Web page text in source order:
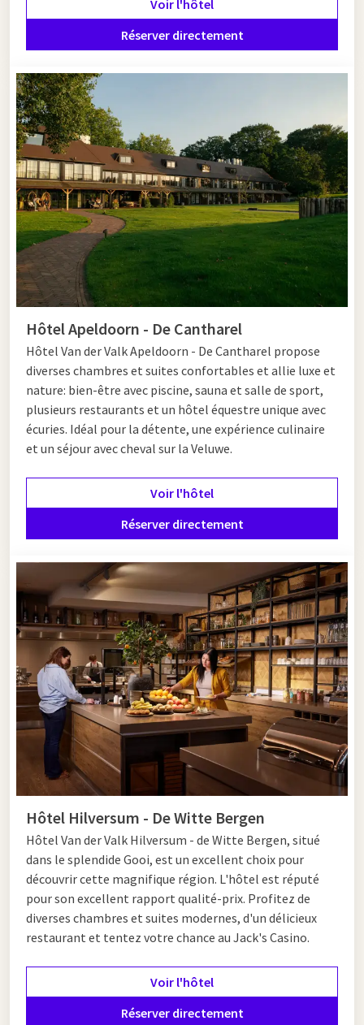
Réunions sur l'A1
également d'excellentes installations de réunion. La position
stratégique le long de l'A1 fait de ces hôtels un lieu idéal pour
des réunions d'affaires. Les
sont modernes,
équipées de tout le matériel nécessaire et offrent un cadre
idéal pour des sessions productives.
Il existe divers forfaits de réunion disponibles, allant de
courtes rencontres à des conférences étendues. Les salles de
réunion peuvent être adaptées à vos besoins spécifiques, que
ce soit pour un petit groupe ou une plus grande réunion. De
plus, vous pouvez opter pour de délicieuses options de
restauration pour que votre réunion se déroule de manière
aussi agréable et efficace que possible.
Séjourner chez Van der Valk le long de
l'A1
Voulez-vous rendre votre halte encore plus confortable ?
Passez la nuit dans l'un de nos hôtels Van der Valk le long de
l'A1. Commencez votre journée reposé avec un petit-déjeuner
copieux dans un restaurant routier de l'A1 avant de poursuivre
votre voyage. Découvrez ci-dessous les hôtels situés le long de
Voir l'hôtel
Réserver directement
Hôtel Apeldoorn - De Cantharel
Hôtel Van der Valk Apeldoorn - De Cantharel propose
diverses chambres et suites confortables et allie luxe et
nature: bien-être avec piscine, sauna et salle de sport,
plusieurs restaurants et un hôtel équestre unique avec
écuries. Idéal pour la détente, une expérience culinaire
et un séjour avec cheval sur la Veluwe.
Voir l'hôtel
Réserver directement
Hôtel Hilversum - De Witte Bergen
Hôtel Van der Valk Hilversum - de Witte Bergen, situé
dans le splendide Gooi, est un excellent choix pour
découvrir cette magnifique région. L'hôtel est réputé
pour son excellent rapport qualité-prix. Profitez de
diverses chambres et suites modernes, d'un délicieux
restaurant et tentez votre chance au Jack's Casino.
Voir l'hôtel
Réserver directement